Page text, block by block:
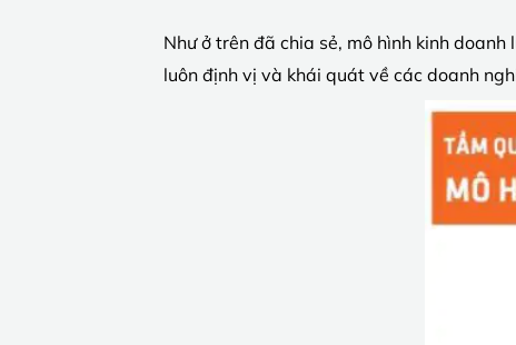
Như ở trên đã chia sẻ, mô hình kinh
luôn định vị và khái quát về các doanh